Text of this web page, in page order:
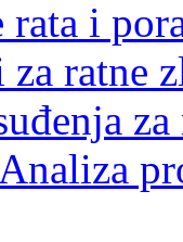
rata i
za ratne